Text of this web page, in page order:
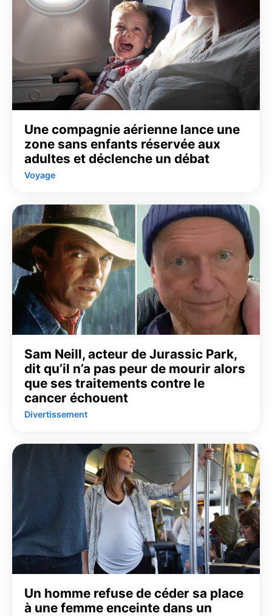
Une compagnie aérienne lance une
zone sans enfants réservée aux
adultes et déclenche un débat
Voyage
Sam Neill, acteur de Jurassic Park,
dit qu’il n’a pas peur de mourir alors
que ses traitements contre le
cancer échouent
Divertissement
Un homme refuse de céder sa place
à une femme enceinte dans un